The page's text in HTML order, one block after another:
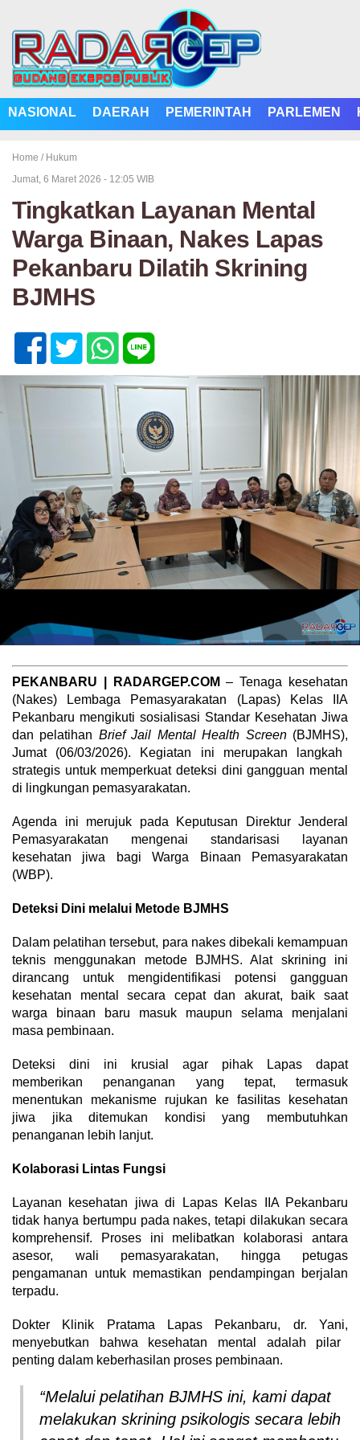
NASIONAL DAERAH PEMERINTAH PARLEMEN
Home / Hukum
Jumat, 6 Maret 2026 - 12:05 WIB
Tingkatkan Layanan Mental
Warga Binaan, Nakes Lapas
Pekanbaru Dilatih Skrining
BJMHS
PEKANBARU | RADARGEP.COM– Tenaga kesehatan
(Nakes) Lembaga Pemasyarakatan (Lapas) Kelas IIA
Pekanbaru mengikuti sosialisasi Standar Kesehatan Jiwa
dan pelatihan Brief Jail Mental Health Screen(BJMHS),
Jumat (06/03/2026). Kegiatan ini merupakan langkah
strategis untuk memperkuat deteksi dini gangguan mental
di lingkungan pemasyarakatan.
Agenda ini merujuk pada Keputusan Direktur Jenderal
Pemasyarakatan mengenai standarisasi layanan
kesehatan jiwa bagi Warga Binaan Pemasyarakatan
(WBP).
Deteksi Dini melalui Metode BJMHS
Dalam pelatihan tersebut, para nakes dibekali kemampuan
teknis menggunakan metode BJMHS. Alat skrining ini
dirancang untuk mengidentifikasi potensi gangguan
kesehatan mental secara cepat dan akurat, baik saat
warga binaan baru masuk maupun selama menjalani
masa pembinaan.
Deteksi dini ini krusial agar pihak Lapas dapat
memberikan penanganan yang tepat, termasuk
menentukan mekanisme rujukan ke fasilitas kesehatan
jiwa jika ditemukan kondisi yang membutuhkan
penanganan lebih lanjut.
Kolaborasi Lintas Fungsi
Layanan kesehatan jiwa di Lapas Kelas IIA Pekanbaru
tidak hanya bertumpu pada nakes, tetapi dilakukan secara
komprehensif. Proses ini melibatkan kolaborasi antara
asesor, wali pemasyarakatan, hingga petugas
pengamanan untuk memastikan pendampingan berjalan
terpadu.
Dokter Klinik Pratama Lapas Pekanbaru, dr. Yani,
menyebutkan bahwa kesehatan mental adalah pilar
penting dalam keberhasilan proses pembinaan.
“Melalui pelatihan BJMHS ini, kami dapat
melakukan skrining psikologis secara lebih